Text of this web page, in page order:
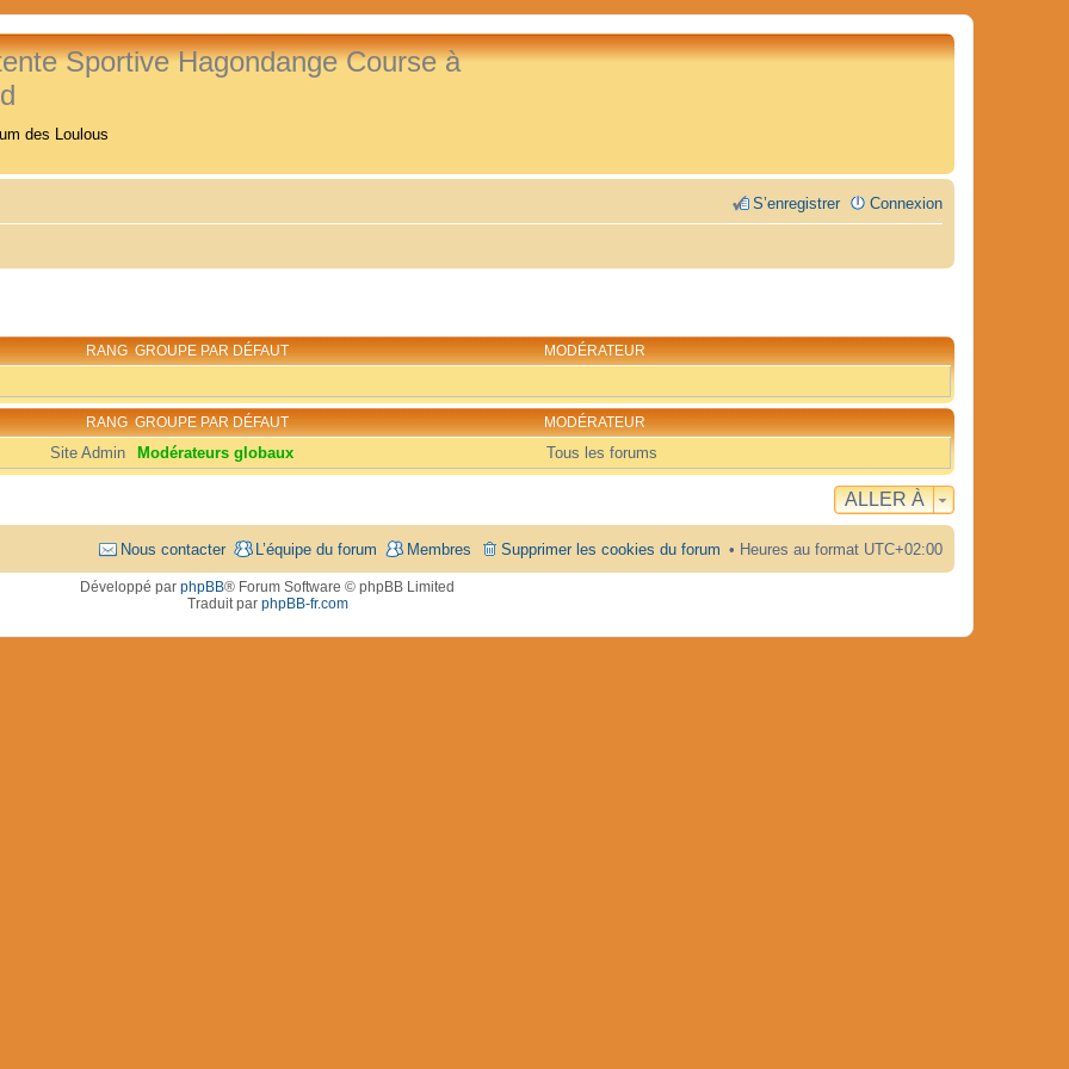
Sportive Hagondange Course à
des Loulous
Connexion
S’enregistrer
RANG GROUPE PAR DÉFAUT MODÉRATEUR
RANG GROUPE PAR DÉFAUT MODÉRATEUR
Site Admin Modérateurs globaux Tous les forums
ALLER À
Heures au format UTC+02:00
Supprimer les cookies du forum
Membres
L’équipe du forum
Nous contacter
Développé par phpBB® Forum Software © phpBB Limited
Traduit par phpBB-fr.com